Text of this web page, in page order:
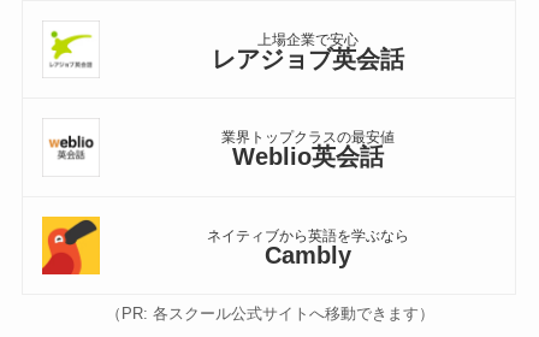
上場企業で安心
レアジョブ英会話
業界トップクラスの最安値
Weblio英会話
ネイティブから英語を学ぶなら
Cambly
（PR: 各スクール公式サイトへ移動できます）